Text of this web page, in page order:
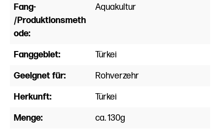
Fang-
/Produktionsmeth
ode:
Aquakultur
Fanggebiet: Türkei
Geeignet für: Rohverzehr
Herkunft: Türkei
Menge: ca. 130g